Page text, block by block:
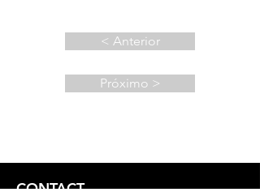
< Anterior
Próximo >